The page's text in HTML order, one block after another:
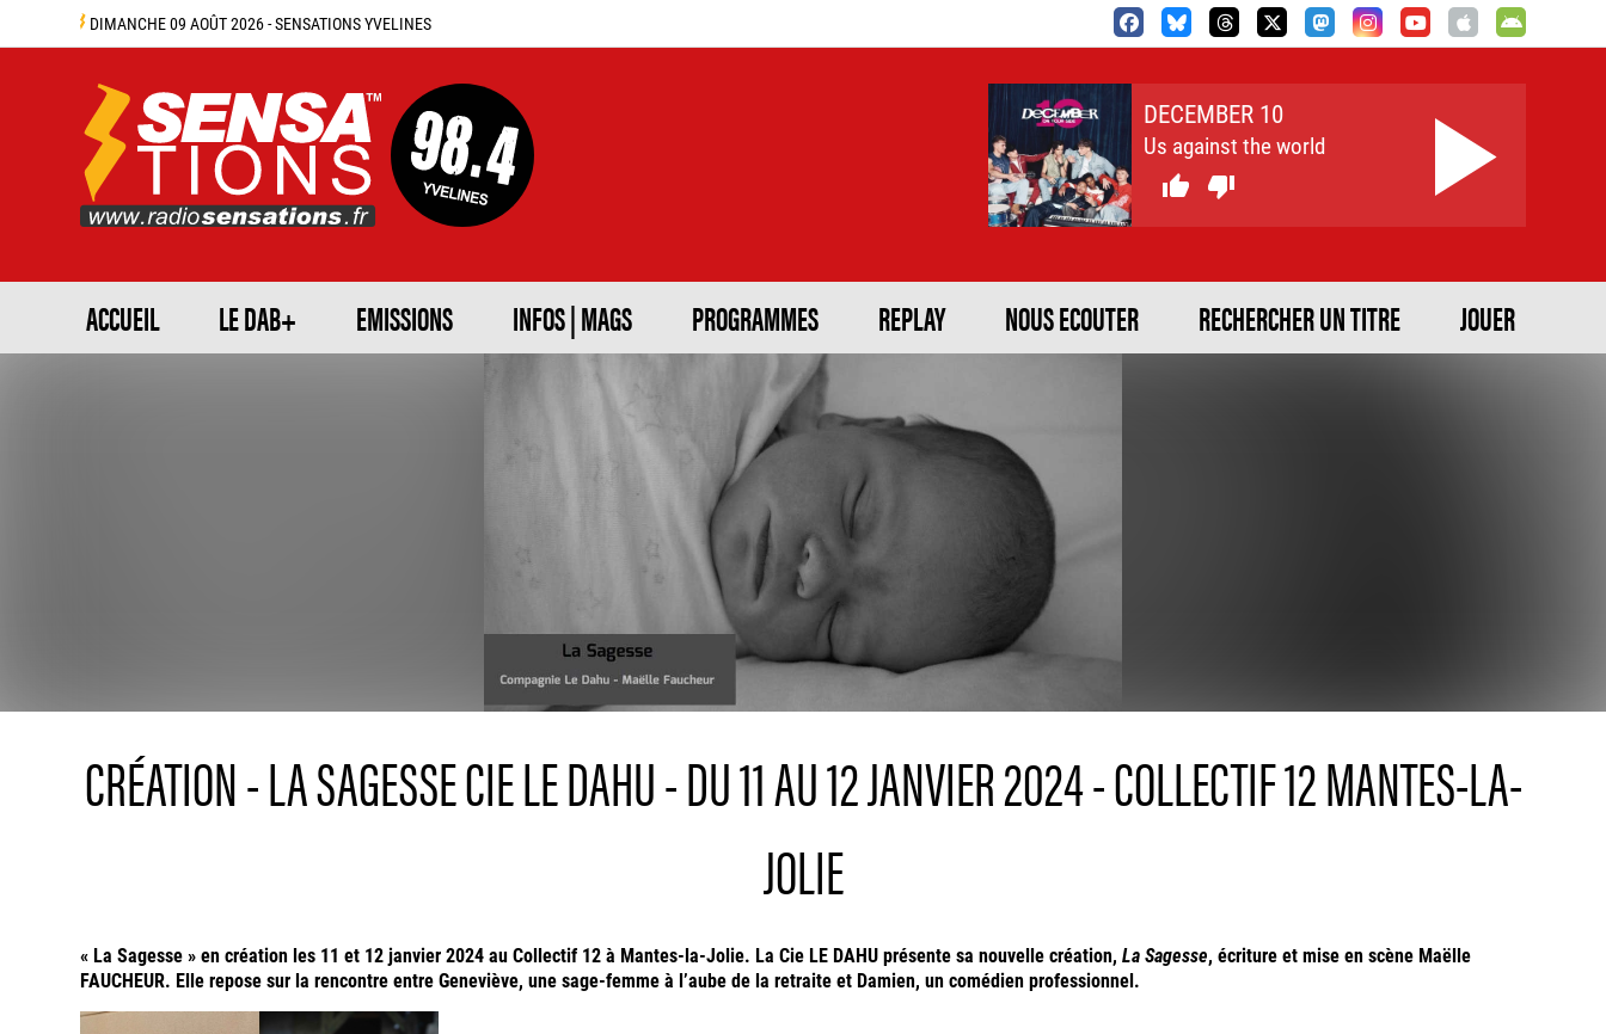
DIMANCHE 09 AOÛT 2026 - SENSATIONS YVELINES
DECEMBER 10
Us against the world
 
ACCUEIL LE DAB+ EMISSIONS INFOS | MAGS PROGRAMMES REPLAY NOUS ECOUTER RECHERCHER UN TITRE JOUER
CRÉATION - LA SAGESSE CIE LE DAHU - DU 11 AU 12 JANVIER 2024 - COLLECTIF 12 MANTES-LA-
JOLIE
« La Sagesse » en création les 11 et 12 janvier 2024 au Collectif 12 à Mantes-la-Jolie. La Cie LE DAHU présente sa nouvelle création, La Sagesse, écriture et mise en scène Maëlle
FAUCHEUR. Ellerepose sur la rencontre entre Geneviève, une sage-femme à l’aube de la retraite et Damien, un comédien professionnel.